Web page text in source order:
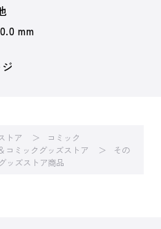
mm
トア
コミック
コミックグッズストア
その
ッズストア商品